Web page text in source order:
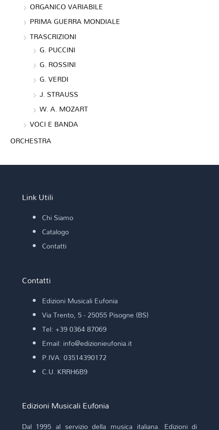
ORGANICO VARIABILE
PRIMA GUERRA MONDIALE
TRASCRIZIONI
G. PUCCINI
G. ROSSINI
G. VERDI
J. STRAUSS
W. A. MOZART
VOCI E BANDA
ORCHESTRA
Link Utili
Chi Siamo
Catalogo
Contatti
Contatti
Edizioni Musicali Eufonia
Via Trento, 5 - 25055 Pisogne (BS)
Tel: +39 0364 87069
Email: info@edizionieufonia.it
P.IVA: 03514390172
C.U. KRRH6B9
Edizioni Musicali Eufonia
Dal 1995 al servizio della musica italiana. Edizioni di